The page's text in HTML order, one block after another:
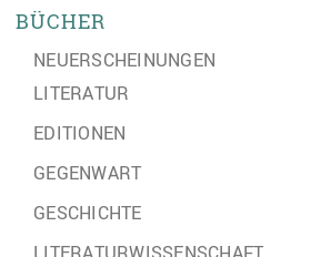
BÜCHER
NEUERSCHEINUNGEN
LITERATUR
EDITIONEN
GEGENWART
GESCHICHTE